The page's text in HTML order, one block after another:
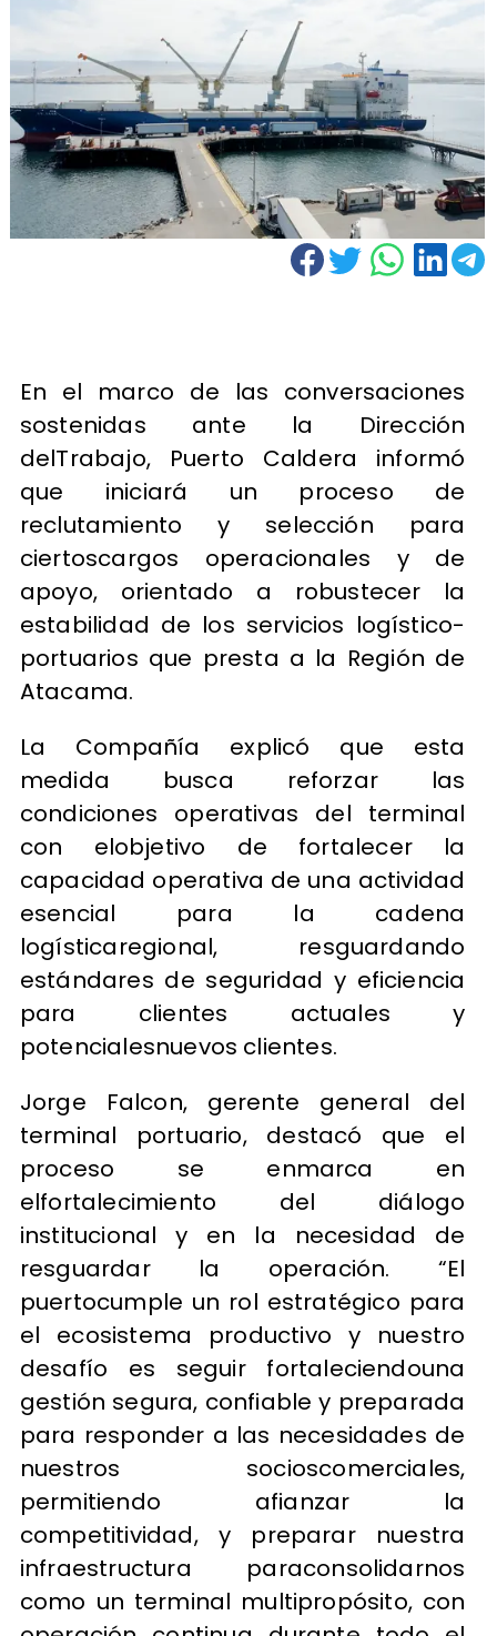
En el marco de las conversaciones
sostenidas ante la Dirección
delTrabajo, Puerto Caldera informó
que iniciará un proceso de
reclutamiento y selección para
ciertoscargos operacionales y de
apoyo, orientado a robustecer la
estabilidad de los servicios logístico-
portuarios que presta a la Región de
Atacama.
La Compañía explicó que esta
medida busca reforzar las
condiciones operativas del terminal
con elobjetivo de fortalecer la
capacidad operativa de una actividad
esencial para la cadena
logísticaregional, resguardando
estándares de seguridad y eficiencia
para clientes actuales y
potencialesnuevos clientes.
Jorge Falcon, gerente general del
terminal portuario, destacó que el
proceso se enmarca en
elfortalecimiento del diálogo
institucional y en la necesidad de
resguardar la operación. “El
puertocumple un rol estratégico para
el ecosistema productivo y nuestro
desafío es seguir fortaleciendouna
gestión segura, confiable y preparada
para responder a las necesidades de
nuestros socioscomerciales,
permitiendo afianzar la
competitividad, y preparar nuestra
infraestructura paraconsolidarnos
como un terminal multipropósito, con